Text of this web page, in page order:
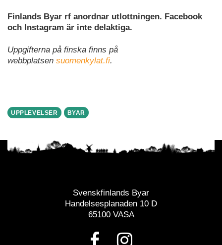
UPPLEVELSER BYAR
Finlands Byar rf anordnar utlottningen. Facebook
och Instagram är inte delaktiga.
Uppgifterna på finska finns på
webbplatsen suomenkylat.fi.
Svenskfinlands Byar
Handelsesplanaden 10 D
65100 VASA